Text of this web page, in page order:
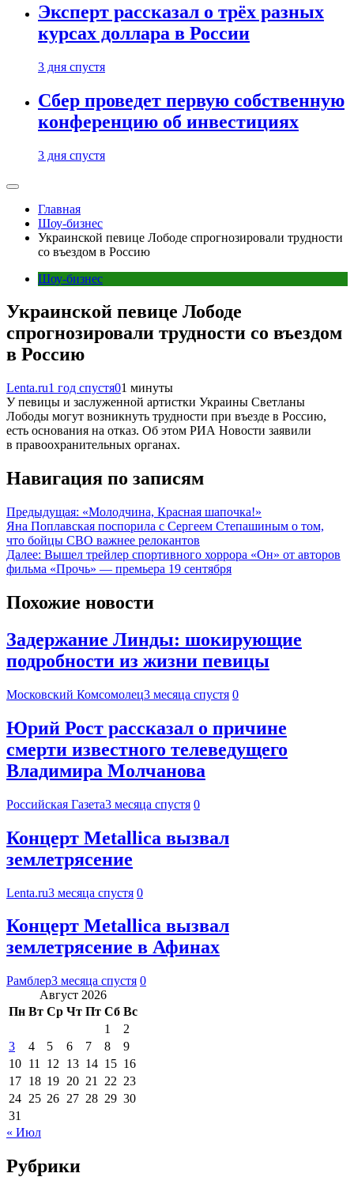
Эксперт рассказал о трёх разных
курсах доллара в России
3 дня спустя
Сбер проведет первую собственную
конференцию об инвестициях
3 дня спустя
Главная
Шоу-бизнес
Украинской певице Лободе спрогнозировали трудности
со въездом в Россию
Шоу-бизнес
Украинской певице Лободе
спрогнозировали трудности со въездом
в Россию
Lenta.ru1 год спустя01 минуты
У певицы и заслуженной артистки Украины Светланы
Лободы могут возникнуть трудности при въезде в Россию,
есть основания на отказ. Об этом РИА Новости заявили
в правоохранительных органах.
Навигация по записям
Предыдущая: «Молодчина, Красная шапочка!»
Яна Поплавская поспорила с Сергеем Степашиным о том,
что бойцы СВО важнее релокантов
Далее: Вышел трейлер спортивного хоррора «Он» от авторов
фильма «Прочь» — премьера 19 сентября
Похожие новости
Задержание Линды: шокирующие
подробности из жизни певицы
Московский Комсомолец3 месяца спустя 0
Юрий Рост рассказал о причине
смерти известного телеведущего
Владимира Молчанова
Российская Газета3 месяца спустя 0
Концерт Metallica вызвал
землетрясение
Lenta.ru3 месяца спустя 0
Концерт Metallica вызвал
землетрясение в Афинах
Рамблер3 месяца спустя 0
Август 2026
Пн Вт Ср Чт Пт Сб Вс
1
2
3
4 5 6 7 8
9
10 11 12 13 14 15 16
17 18 19 20 21 22 23
24 25 26 27 28 29 30
31
« Июл
Рубрики